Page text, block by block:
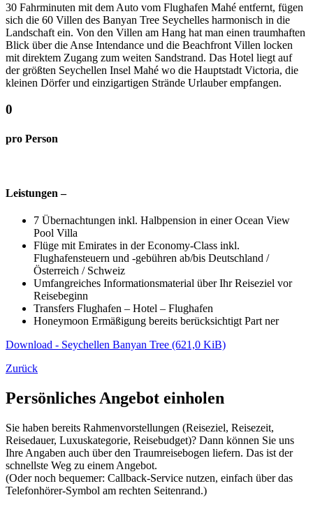
30 Fahrminuten mit dem Auto vom Flughafen Mahé entfernt, fügen
sich die 60 Villen des Banyan Tree Seychelles harmonisch in die
Landschaft ein. Von den Villen am Hang hat man einen traumhaften
Blick über die Anse Intendance und die Beachfront Villen locken
mit direktem Zugang zum weiten Sandstrand. Das Hotel liegt auf
der größten Seychellen Insel Mahé wo die Hauptstadt Victoria, die
kleinen Dörfer und einzigartigen Strände Urlauber empfangen.
0
pro Person
Leistungen –
7 Übernachtungen inkl. Halbpension in einer Ocean View
Pool Villa
Flüge mit Emirates in der Economy-Class inkl.
Flughafensteuern und -gebühren ab/bis Deutschland /
Österreich / Schweiz
Umfangreiches Informationsmaterial über Ihr Reiseziel vor
Reisebeginn
Transfers Flughafen – Hotel – Flughafen
Honeymoon Ermäßigung bereits berücksichtigt Part ner
Download - Seychellen Banyan Tree (621,0 KiB)
Zurück
Persönliches Angebot einholen
Sie haben bereits Rahmenvorstellungen (Reiseziel, Reisezeit,
Reisedauer, Luxuskategorie, Reisebudget)? Dann können Sie uns
Ihre Angaben auch über den Traumreisebogen liefern. Das ist der
schnellste Weg zu einem Angebot.
(Oder noch bequemer: Callback-Service nutzen, einfach über das
Telefonhörer-Symbol am rechten Seitenrand.)